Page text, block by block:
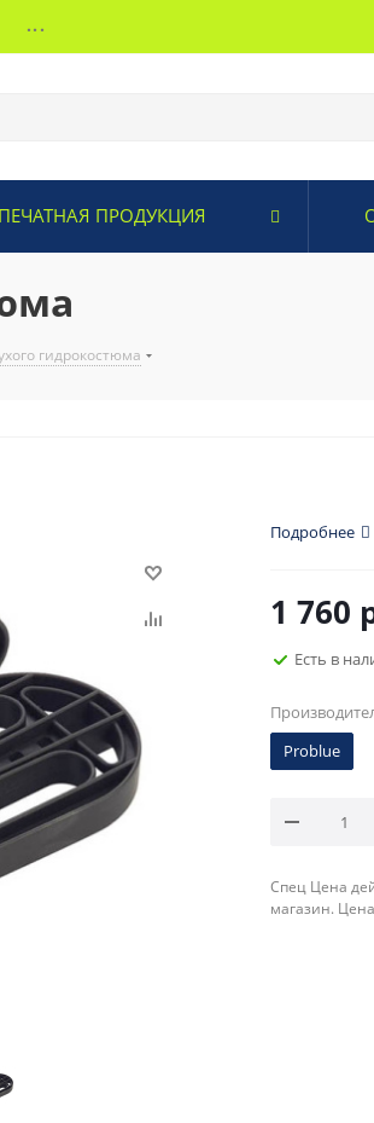
...
ПЕЧАТНАЯ ПРОДУКЦИЯ
гидрокостюма
Подробнее
1 760
Есть в
Problue
Спец Цена
магазин.